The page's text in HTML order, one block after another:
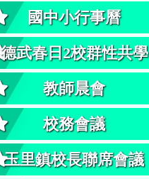
國中小行事曆
德武春日2校群性共學
教師晨會
校務會議
玉里鎮校長聯席會議